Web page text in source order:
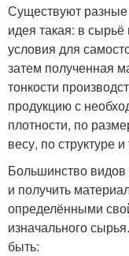
Существуют разные
идея такая: в сырьё
условия для
затем полученная
тонкости
продукцию с
плотности, по
весу, по структуре и
Большинство
и получить
определёнными
изначального
быть: